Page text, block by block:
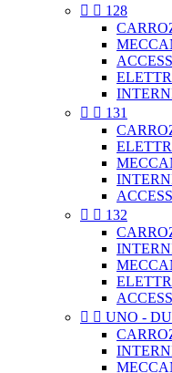
  128
  131
  132
  UNO -